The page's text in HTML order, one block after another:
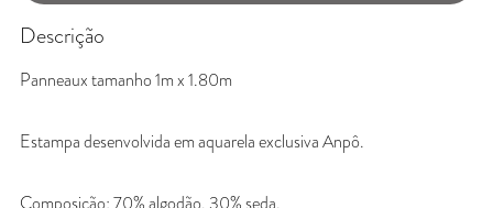
Descrição
Panneaux tamanho 1m x 1.80m
Estampa desenvolvida em aquarela exclusiva Anpô.